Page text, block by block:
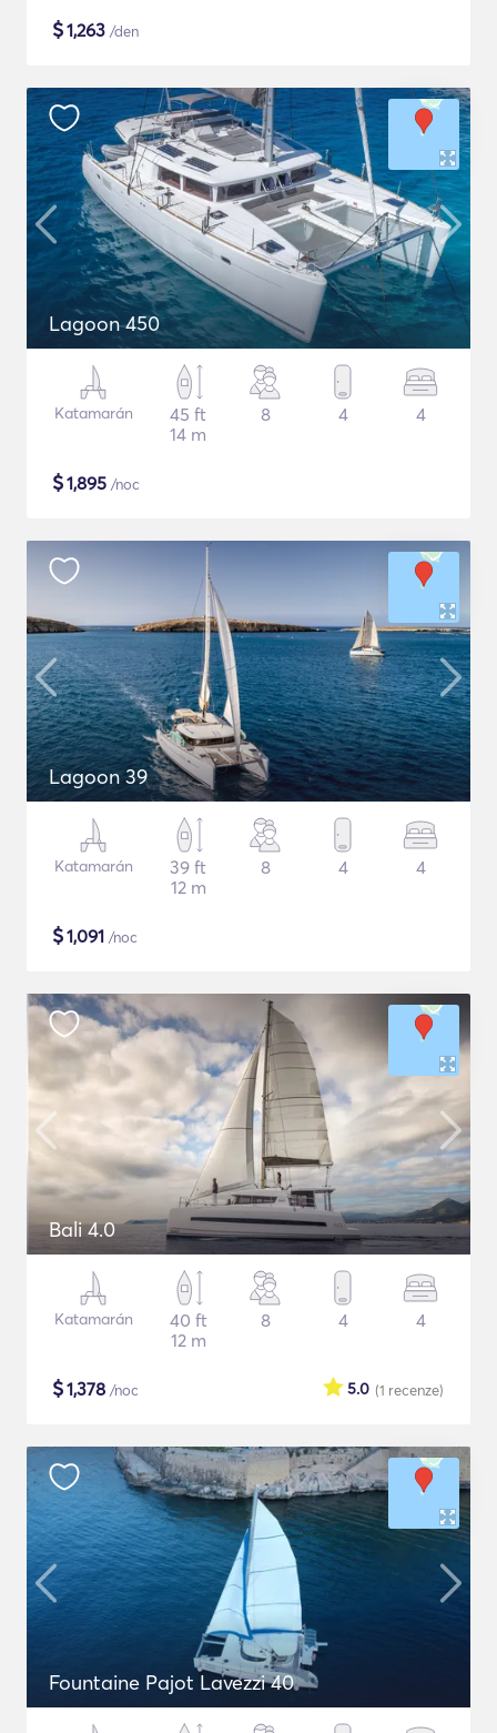
$1,263 /den
Lagoon 450
Katamarán
45 ft
14 m
8 4 4
$1,895 /noc
Lagoon 39
Katamarán
39 ft
12 m
8 4 4
$1,091 /noc
Bali 4.0
Katamarán
40 ft
12 m
8 4 4
$1,378 /noc (1 recenze)
5.0
Fountaine Pajot Lavezzi 40